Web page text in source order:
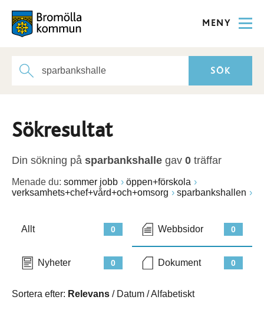
MENY
Sökresultat
Din sökning på sparbankshalle gav 0 träffar
Menade du: sommer jobb
öppen+förskola
verksamhets+chef+vård+och+omsorg
sparbankshallen
0
Allt 0
Webbsidor
0
Nyheter 0
Dokument
Sortera efter: Relevans / Datum /Alfabetiskt